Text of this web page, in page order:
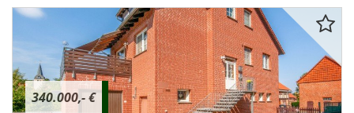
340.000,- €